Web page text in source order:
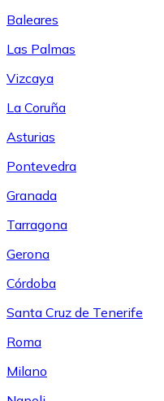
Baleares
Las Palmas
Vizcaya
La Coruña
Asturias
Pontevedra
Granada
Tarragona
Gerona
Córdoba
Santa Cruz de Tenerife
Roma
Milano